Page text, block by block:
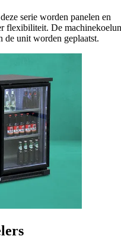
serie worden panelen en
flexibiliteit. De
de unit worden geplaatst.